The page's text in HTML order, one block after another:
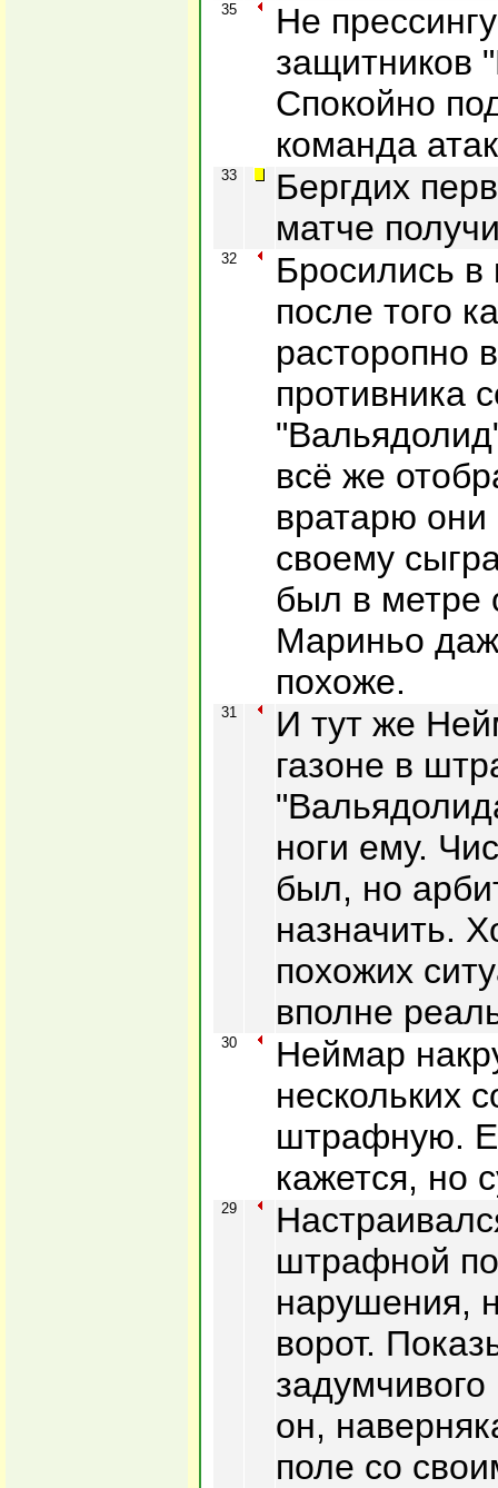
35
Не
защитников
Спокойно
команда
33
Бергдих
матче
32
Бросились в
после того
расторопно
противника
всё же
вратарю
своему
был в метре
Мариньо
похоже.
31
И тут же
газоне в
ноги ему.
был, но
назначить.
похожих
вполне
30
Неймар
нескольких
штрафную.
кажется, но
29
штрафной
нарушения,
ворот.
он,
поле со